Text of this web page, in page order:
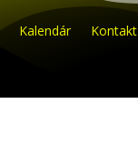
Kalendár Kontakt